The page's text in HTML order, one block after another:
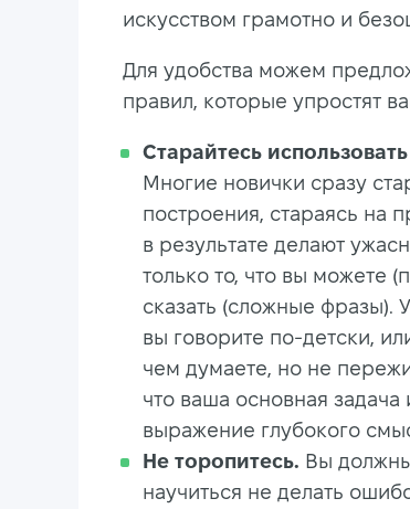
искусством грамотно и
Для удобства можем
правил, которые упростят
Старайтесь
Многие новички сразу
построения, стараясь на
в результате делают
только то, что вы можете
сказать (сложные фразы).
вы говорите по-детски,
чем думаете, но не
что ваша основная
выражение глубокого
Не торопитесь. Вы
научиться не делать